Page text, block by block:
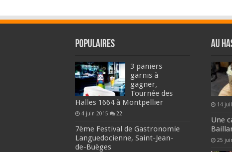
Populaires
3 paniers
garnis à
gagner,
Tournée des
Halles 1664 à Montpellier
4 juin 2015 22
7ème Festival de Gastronomie
Languedocienne, Saint-Jean-
de-Buèges
Au
14
Une
25